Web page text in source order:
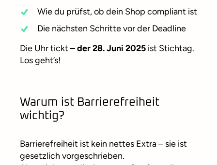
Wie du prüfst, ob dein Shop compliant ist
Die nächsten Schritte vor der Deadline
Die Uhr tickt –der 28. Juni 2025 ist Stichtag.
Los geht’s!
Warum ist Barrierefreiheit
wichtig?
Barrierefreiheit ist kein nettes Extra – sie ist
gesetzlich vorgeschrieben.